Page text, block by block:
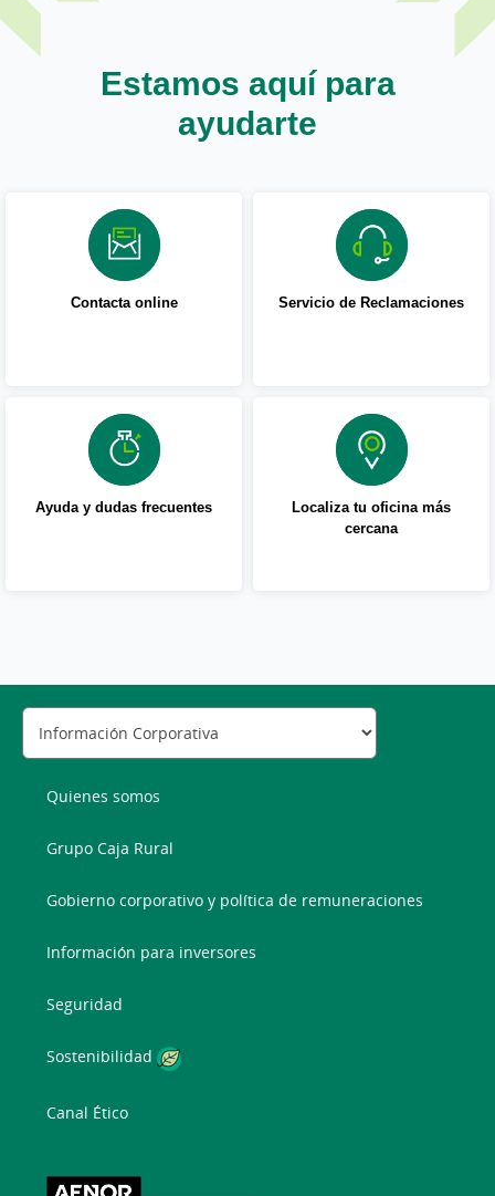
Estamos aquí para
ayudarte
Contacta online Servicio de Reclamaciones
Ayuda y dudas frecuentes
Localiza tu oficina más
cercana
Quienes somos
Grupo Caja Rural
Gobierno corporativo y política de remuneraciones
Información para inversores
Seguridad
Sostenibilidad
Canal Ético